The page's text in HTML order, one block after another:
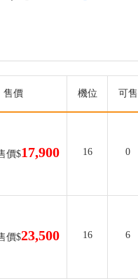
售價 機位 可售
價$17,900 16 0
價$23,500 16 6